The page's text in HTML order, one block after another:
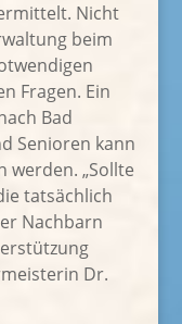
Nicht
beim
Fragen. Ein
Bad
Senioren kann
werden. „Sollte
tatsächlich
Nachbarn
Dr.